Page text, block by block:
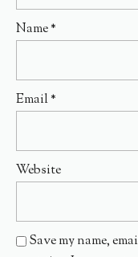
Name*
Email*
Website
Save my name,